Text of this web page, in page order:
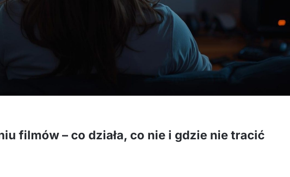
filmów – co działa, co nie i gdzie nie tracić